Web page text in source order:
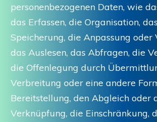
personenbezogenen Daten, wie
das Erfassen, die Organisation,
Speicherung, die Anpassung oder
das Auslesen, das Abfragen, die
die Offenlegung durch
Verbreitung oder eine andere
Bereitstellung, den Abgleich oder
Verknüpfung, die Einschränkung,